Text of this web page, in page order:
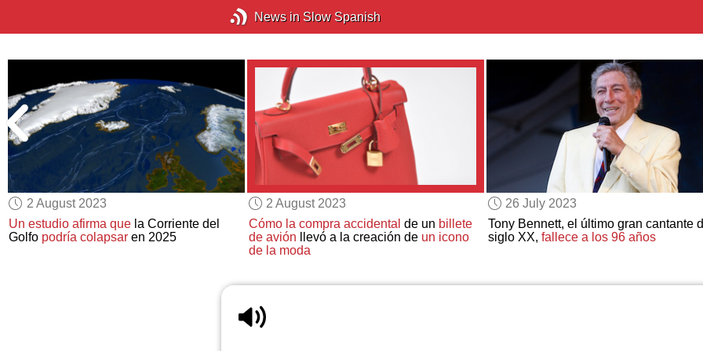
News in Slow Spanish
2 August 2023
Un estudio afirma que la Corriente del
Golfo podría colapsar en 2025
2 August 2023
Cómo la compra accidental de un billete
de avión llevó a la creación de un icono
de la moda
26 July 2023
Tony Bennett, el último gran cantante
siglo XX, fallece a los 96 años